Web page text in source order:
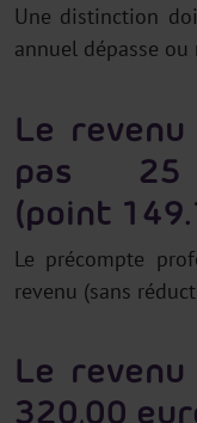
Une distinction
annuel dépasse
Le
pas 25
(point
Le précompte
revenu (sans
Le
320,00